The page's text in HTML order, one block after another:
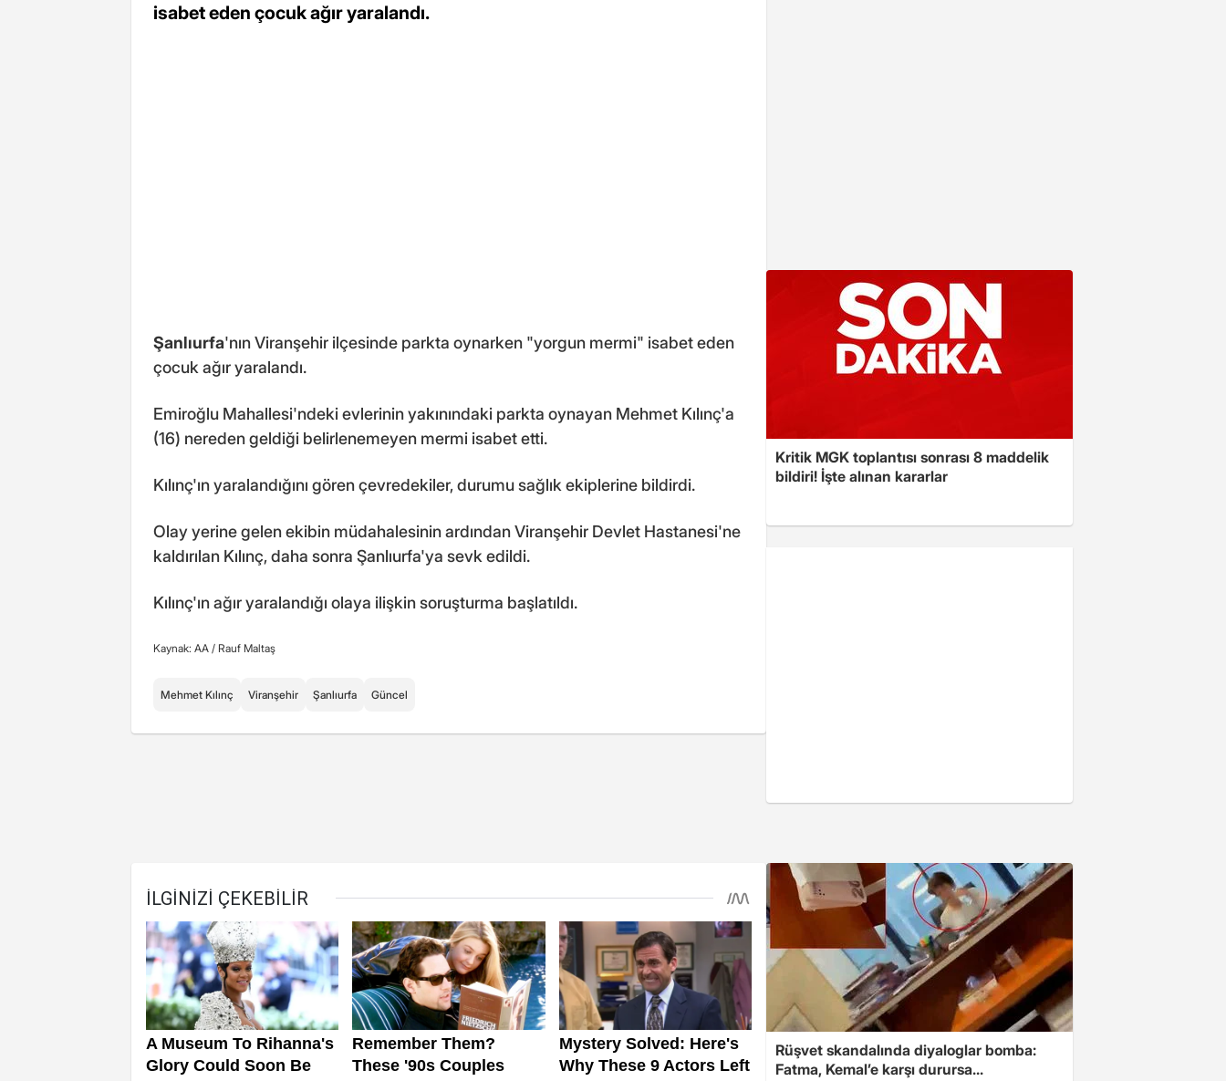
isabet eden çocuk ağır yaralandı.
Şanlıurfa'nın Viranşehir ilçesinde parkta oynarken "yorgun mermi" isabet eden
çocuk ağır yaralandı.
Emiroğlu Mahallesi'ndeki evlerinin yakınındaki parkta oynayan Mehmet Kılınç'a
(16) nereden geldiği belirlenemeyen mermi isabet etti.
Kılınç'ın yaralandığını gören çevredekiler, durumu sağlık ekiplerine bildirdi.
Olay yerine gelen ekibin müdahalesinin ardından Viranşehir Devlet Hastanesi'ne
kaldırılan Kılınç, daha sonra Şanlıurfa'ya sevk edildi.
Kılınç'ın ağır yaralandığı olaya ilişkin soruşturma başlatıldı.
Kaynak: AA / Rauf Maltaş
Mehmet Kılınç Viranşehir Şanlıurfa Güncel
Kritik MGK toplantısı sonrası 8 maddelik
bildiri! İşte alınan kararlar
Rüşvet skandalında diyaloglar bomba:
Fatma, Kemal’e karşı durursa...